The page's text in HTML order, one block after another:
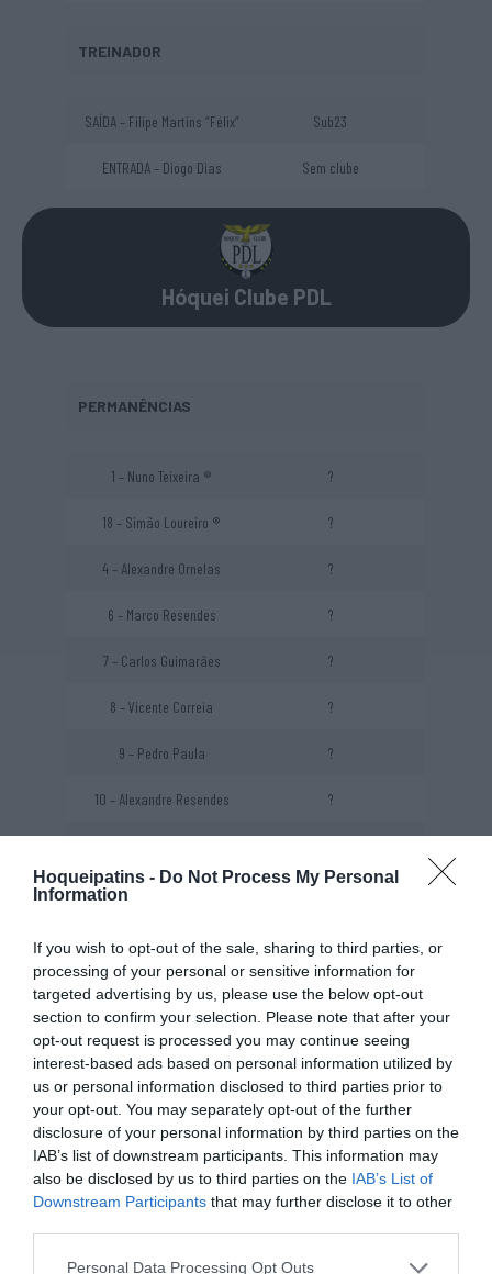
Hoqueipatins - Do Not Process My Personal
Information
If you wish to opt-out of the sale, sharing to third parties, or
processing of your personal or sensitive information for
targeted advertising by us, please use the below opt-out
section to confirm your selection. Please note that after your
opt-out request is processed you may continue seeing
interest-based ads based on personal information utilized by
us or personal information disclosed to third parties prior to
your opt-out. You may separately opt-out of the further
disclosure of your personal information by third parties on the
IAB’s list of downstream participants. This information may
also be disclosed by us to third parties on the IAB’s List of
Downstream Participants that may further disclose it to other
Personal Data Processing Opt Outs
TREINADOR
SAÍDA – Filipe Martins “Félix” Sub23
ENTRADA – Diogo Dias Sem clube
Hóquei Clube PDL
PERMANÊNCIAS
1 – Nuno Teixeira ® ?
18 – Simão Loureiro ® ?
4 – Alexandre Ornelas ?
6 – Marco Resendes ?
7 – Carlos Guimarães ?
8 – Vicente Correia ?
9 – Pedro Paula ?
10 – Alexandre Resendes ?
28 – Tiago Pimentel
66 – Francisco Freitas
77 – Pedro Soares
SAÍDAS